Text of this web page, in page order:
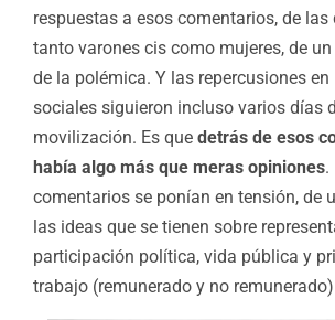
respuestas a esos comentarios, de
tanto varones cis como mujeres, de
de la polémica. Y las repercusiones en
sociales siguieron incluso varios días
movilización. Es que detrás de esos
había algo más que meras opiniones.
comentarios se ponían en tensión, de
las ideas que se tienen sobre
participación política, vida pública y
trabajo (remunerado y no